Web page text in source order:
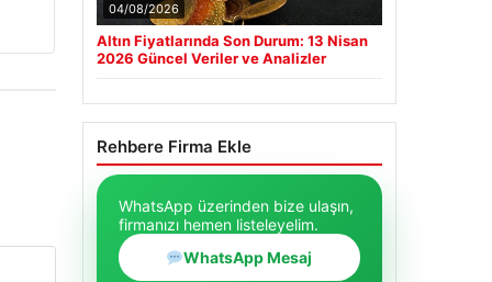
04/08/2026
Altın Fiyatlarında Son Durum: 13 Nisan
2026 Güncel Veriler ve Analizler
Rehbere Firma Ekle
WhatsApp üzerinden bize ulaşın,
firmanızı hemen listeleyelim.
WhatsApp Mesaj